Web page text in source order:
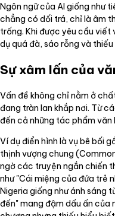
Ngôn ngữ của AI giống như
chẳng có dối trá, chỉ là âm
trống. Khi được yêu cầu viết
dụ quá đà, sáo rỗng và
Sự xâm lấn của
Vấn đề không chỉ nằm ở
đang tràn lan khắp nơi. Từ
đến cả những tác phẩm
Ví dụ điển hình là vụ bê bối
thịnh vượng chung
ngờ các truyện ngắn chiến
như "Cái miệng của đứa trẻ
Nigeria giống như ánh sáng
đến" mang đậm dấu ấn